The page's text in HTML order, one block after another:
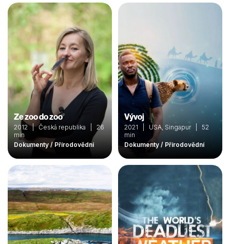
Ze zoo do zoo
2012 | Česká republika | 26
min
Dokumenty / Přírodovědní
Vývoj
2021 | USA, Singapur | 52
min
Dokumenty / Přírodovědní